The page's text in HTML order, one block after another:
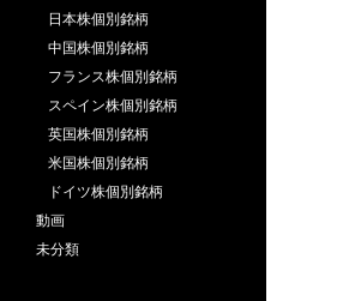
日本株個別銘柄
中国株個別銘柄
フランス株個別銘柄
スペイン株個別銘柄
英国株個別銘柄
米国株個別銘柄
ドイツ株個別銘柄
動画
未分類